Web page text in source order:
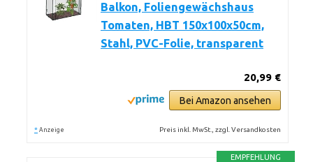
Balkon, Foliengewächshaus
Tomaten, HBT 150x100x50cm,
Stahl, PVC-Folie, transparent
20,99 €
Bei Amazon ansehen
* Anzeige Preis inkl. MwSt., zzgl. Versandkosten
EMPFEHLUNG